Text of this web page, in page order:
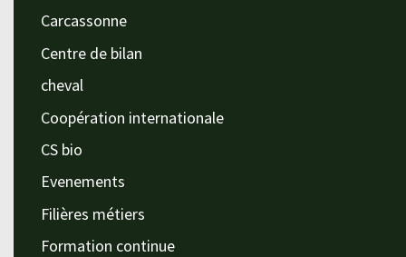
Carcassonne
Centre de bilan
cheval
Coopération internationale
CS bio
Evenements
Filières métiers
Formation continue